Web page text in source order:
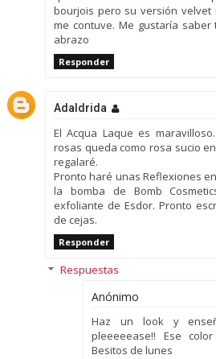
bourjois pero su versión velvet
me contuve. Me gustaría
abrazo
Responder
Adaldrida
El Acqua Laque es
rosas queda como rosa sucio
regalaré.
Pronto haré unas Reflexiones
la bomba de Bomb
exfoliante de Esdor. Pronto
de cejas.
Responder
Respuestas
Anónimo
Haz un look y
pleeeeease!! Ese
Besitos de lunes